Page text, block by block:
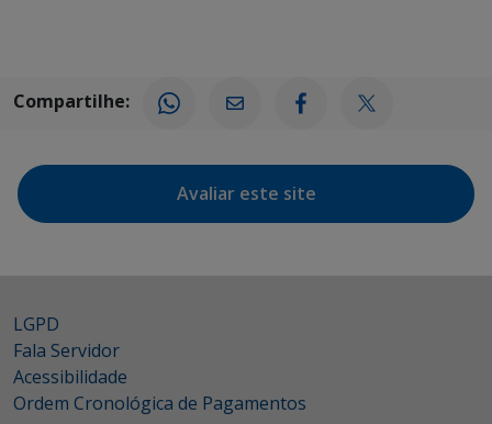
Compartilhe:
Avaliar este site
LGPD
Fala Servidor
Acessibilidade
Ordem Cronológica de Pagamentos